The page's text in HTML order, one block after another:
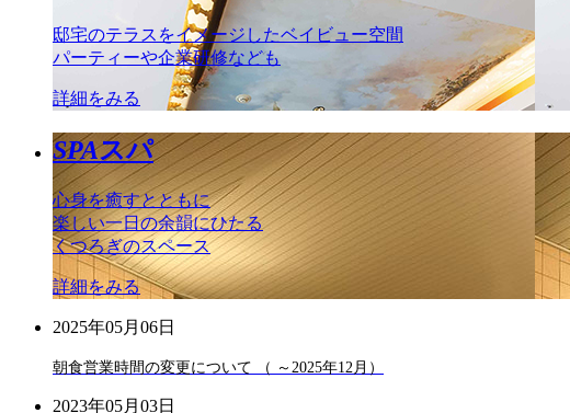
邸宅のテラスをイメージしたベイビュー空間
パーティーや企業研修なども
詳細をみる
SPAスパ
心身を癒すとともに
楽しい一日の余韻にひたる
くつろぎのスペース
詳細をみる
2025年05月06日
朝食営業時間の変更について （ ～2025年12月）
2023年05月03日